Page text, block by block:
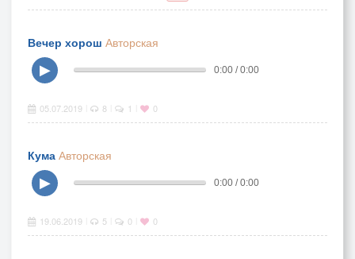
Вечер хорош Авторская
▶
0:00 / 0:00
05.07.2019 8 1 0
Кума Авторская
▶
0:00 / 0:00
19.06.2019 5 0 0